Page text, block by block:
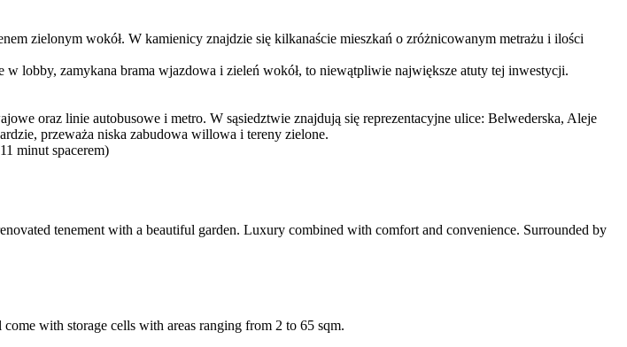
zielonym wokół. W kamienicy znajdzie się kilkanaście mieszkań o zróżnicowanym metrażu i ilości
lobby, zamykana brama wjazdowa i zieleń wokół, to niewątpliwie największe atuty tej inwestycji.
oraz linie autobusowe i metro. W sąsiedztwie znajdują się reprezentacyjne ulice: Belwederska, Aleje
przeważa niska zabudowa willowa i tereny zielone.
minut spacerem)
tenement with a beautiful garden. Luxury combined with comfort and convenience. Surrounded by
with storage cells with areas ranging from 2 to 65 sqm.